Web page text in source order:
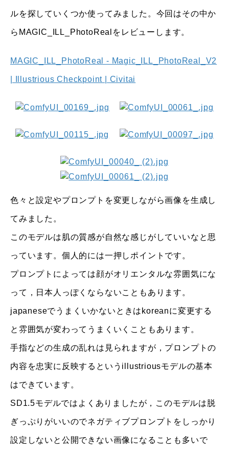
ルを探していくつか使ってみました。今回はその中か
らMAGIC_ILL_PhotoRealをレビューします。
MAGIC_ILL_PhotoReal - Magic_ILL_PhotoReal_V2
| Illustrious Checkpoint | Civitai
色々と設定やプロンプトを変更しながら画像を生成し
てみました。
このモデルは肌の質感が自然な感じがしていいなと思
っています。個人的には一押しポイントです。
プロンプトによっては顔がオリエンタルな雰囲気にな
って，日本人っぽくならないこともあります。
japaneseでうまくいかないときはkoreanに変更する
と雰囲気が変わってうまくいくこともあります。
手指などの生成の乱れは見られますが，プロンプトの
内容を忠実に反映するというillustriousモデルの基本
はできています。
SD1.5モデルではよくありましたが，このモデルは脱
ぎっぷりがいいのでネガティブプロンプトをしっかり
設定しないと公開できない画像になることも多いで